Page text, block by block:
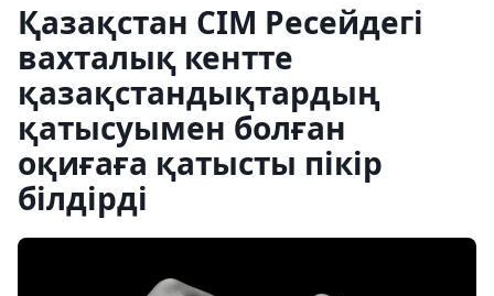
Қазақстан СІМ Ресейдегі
вахталық кентте
қазақстандықтардың
қатысуымен болған
оқиғаға қатысты пікір
білдірді